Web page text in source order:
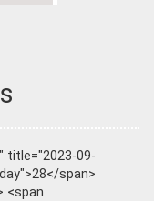
title="2023-09-
span>
<span